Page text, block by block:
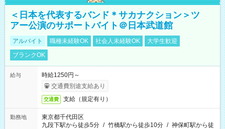
＜日本を代表するバンド＊サカナクション＞ツ
アー公演のサポートバイト＠日本武道館
アルバイト 職種未経験OK 社会人未経験OK
大学生歓迎
ブランクOK
給与
時給1250円～
交通費別途支給あり
交通費 支給（規定有り）
勤務地
東京都千代田区
九段下駅から徒歩5分 / 竹橋駅から徒歩10分 / 神保町駅から徒